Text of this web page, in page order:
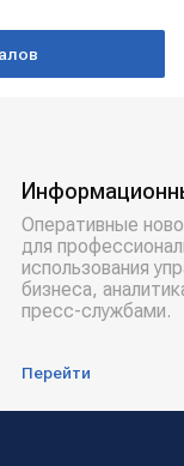
Оперативные
для
использования
бизнеса,
пресс-службами.
Перейти